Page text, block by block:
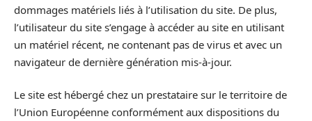
dommages matériels liés à l’utilisation du site. De plus,
l’utilisateur du site s’engage à accéder au site en utilisant
un matériel récent, ne contenant pas de virus et avec un
navigateur de dernière génération mis-à-jour.
Le site est hébergé chez un prestataire sur le territoire de
l’Union Européenne conformément aux dispositions du